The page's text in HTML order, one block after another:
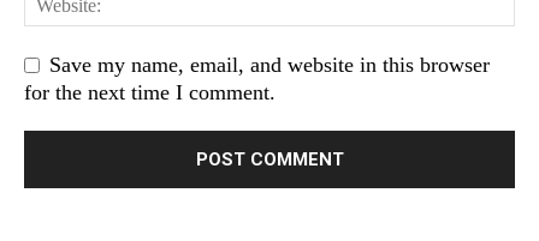
Save my name, email, and website in this browser
for the next time I comment.